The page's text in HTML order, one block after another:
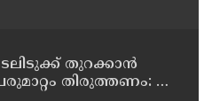
തുറക്കാന്‍
തിരുത്തണം: 6